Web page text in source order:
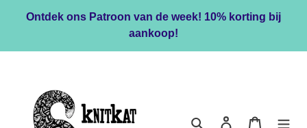
content
Ontdek ons Patroon van de week! 10% korting bij
aankoop!
Zoeken Inloggen